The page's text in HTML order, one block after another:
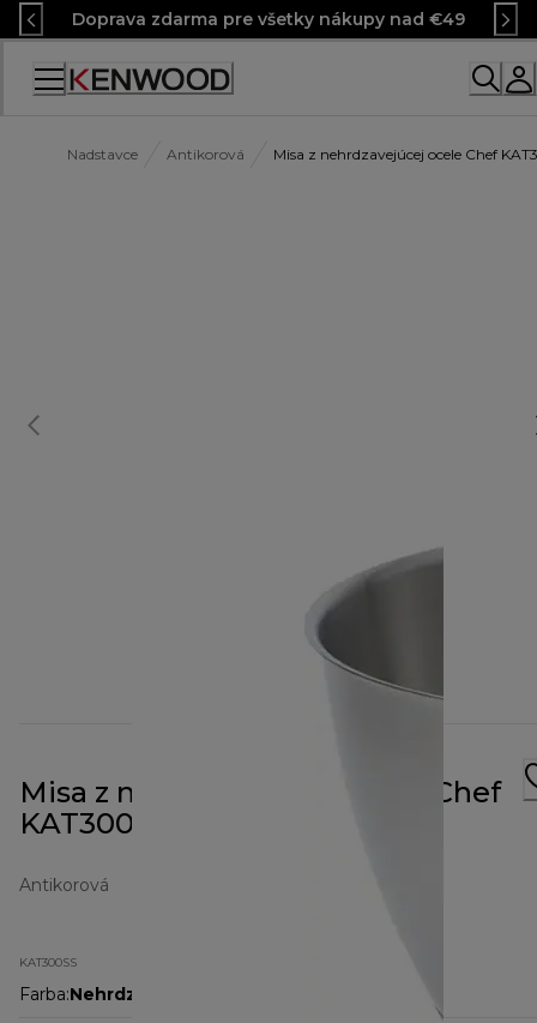
Skip
to
Content
Doprava zdarma pre všetky nákupy nad €49
Nadstavce Antikorová Misa z nehrdzavejúcej ocele Chef
Misa z nehrdzavejúcej ocele Chef
KAT300SS
Antikorová
KAT300SS
Farba:Nehrdzavejúca oceľ/strieborná